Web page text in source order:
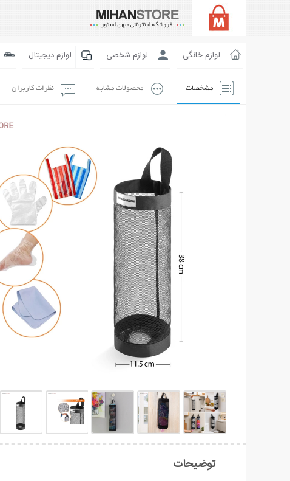
لوازم خانگی لوازم شخصی لوازم دیجیتال
مشخصات محصولات مشابه نظرات کاربران
توضیحات